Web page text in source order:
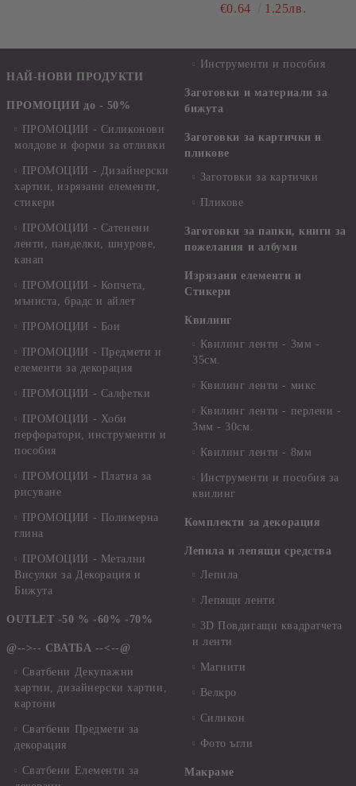
€0.64
1.25лв.
НАЙ-НОВИ ПРОДУКТИ
ПРОМОЦИИ до - 50%
ПРОМОЦИИ - Силиконови
молдове и форми за отливки
ПРОМОЦИИ - Дизайнерски
хартии, изрязани елементи,
стикери
ПРОМОЦИИ - Сатенени
ленти, панделки, шнурове,
канап
ПРОМОЦИИ - Копчета,
мъниста, брадс и айлет
ПРОМОЦИИ - Бои
ПРОМОЦИИ - Предмети и
елементи за декорация
ПРОМОЦИИ - Салфетки
ПРОМОЦИИ - Хоби
перфоратори, инструменти и
пособия
ПРОМОЦИИ - Платна за
рисуване
ПРОМОЦИИ - Полимерна
глина
ПРОМОЦИИ - Метални
Висулки за Декорация и
Бижута
OUTLET -50 % -60% -70%
@-->-- СВАТБА --<--@
Сватбени Декупажни
хартии, дизайнерски хартии,
картони
Сватбени Предмети за
декорация
Сватбени Елементи за
Инструменти и пособия
Заготовки и материали за
бижута
Заготовки за картички и
пликове
Заготовки за картички
Пликове
Заготовки за папки, книги за
пожелания и албуми
Изрязани елементи и
Стикери
Квилинг
Квилинг ленти - 3мм -
35см.
Квилинг ленти - микс
Квилинг ленти - перлени -
3мм - 30см.
Квилинг ленти - 8мм
Инструменти и пособия за
квилинг
Комплекти за декорация
Лепила и лепящи средства
Лепила
Лепящи ленти
3D Повдигащи квадратчета
и ленти
Магнити
Велкро
Силикон
Фото ъгли
Макраме